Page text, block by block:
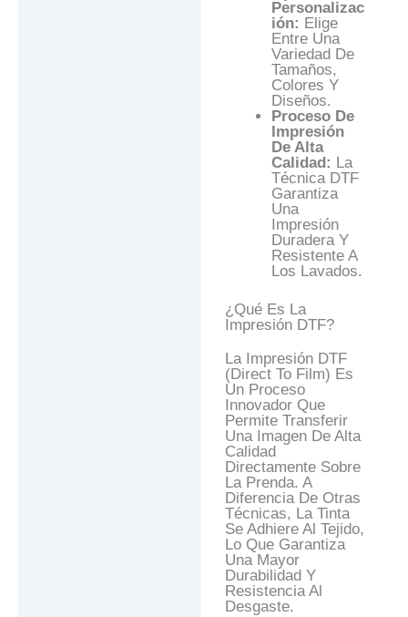
Personalizac
Ión: Elige
Entre Una
Variedad De
Tamaños,
Colores Y
Diseños.
Proceso De
Impresión
De Alta
Calidad: La
Técnica DTF
Garantiza
Una
Impresión
Duradera Y
Resistente A
Los Lavados.
¿Qué Es La
Impresión DTF?
La Impresión DTF
(Direct To Film) Es
Un Proceso
Innovador Que
Permite Transferir
Una Imagen De Alta
Calidad
Directamente Sobre
La Prenda. A
Diferencia De Otras
Técnicas, La Tinta
Se Adhiere Al Tejido,
Lo Que Garantiza
Una Mayor
Durabilidad Y
Resistencia Al
Desgaste.